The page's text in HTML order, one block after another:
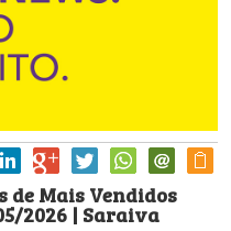
de Mais Vendidos
2026 | Saraiva